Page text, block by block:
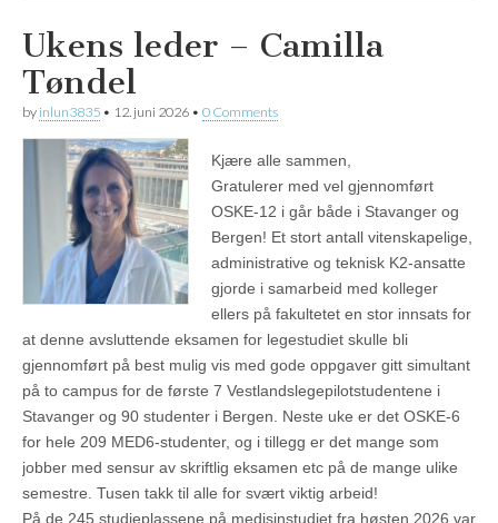
Ukens leder – Camilla
Tøndel
by inlun3835 • 12. juni 2026 • 0 Comments
Kjære alle sammen,
Gratulerer med vel gjennomført
OSKE-12 i går både i Stavanger og
Bergen! Et stort antall vitenskapelige,
administrative og teknisk K2-ansatte
gjorde i samarbeid med kolleger
ellers på fakultetet en stor innsats for
at denne avsluttende eksamen for legestudiet skulle bli
gjennomført på best mulig vis med gode oppgaver gitt simultant
på to campus for de første 7 Vestlandslegepilotstudentene i
Stavanger og 90 studenter i Bergen. Neste uke er det OSKE-6
for hele 209 MED6-studenter, og i tillegg er det mange som
jobber med sensur av skriftlig eksamen etc på de mange ulike
semestre. Tusen takk til alle for svært viktig arbeid!
På de 245 studieplassene på medisinstudiet fra høsten 2026 var